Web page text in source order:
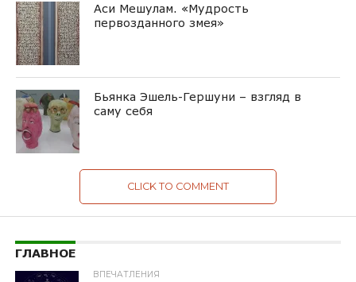
Аси Мешулам. «Мудрость
первозданного змея»
Бьянка Эшель-Гершуни – взгляд в
саму себя
CLICK TO COMMENT
ГЛАВНОЕ
ВПЕЧАТЛЕНИЯ